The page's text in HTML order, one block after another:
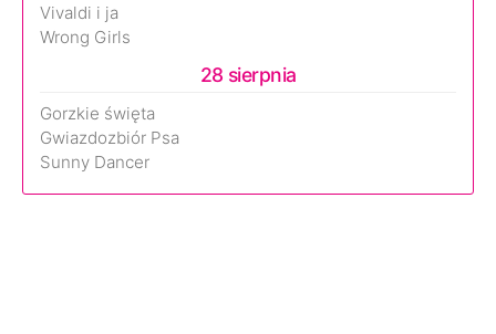
Vivaldi i ja
Wrong Girls
28 sierpnia
Gorzkie święta
Gwiazdozbiór Psa
Sunny Dancer